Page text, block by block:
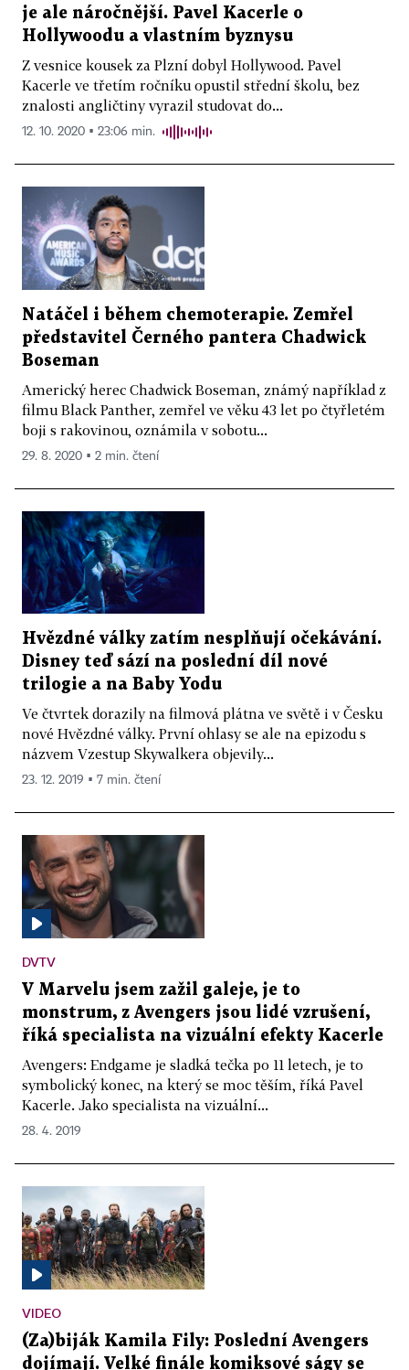
je ale náročnější. Pavel Kacerle o
Hollywoodu a vlastním byznysu
Z vesnice kousek za Plzní dobyl Hollywood. Pavel
Kacerle ve třetím ročníku opustil střední školu, bez
znalosti angličtiny vyrazil studovat do...
12. 10. 2020 ▪ 23:06 min.
Natáčel i během chemoterapie. Zemřel
představitel Černého pantera Chadwick
Boseman
Americký herec Chadwick Boseman, známý například z
filmu Black Panther, zemřel ve věku 43 let po čtyřletém
boji s rakovinou, oznámila v sobotu...
29. 8. 2020 ▪ 2 min. čtení
Hvězdné války zatím nesplňují očekávání.
Disney teď sází na poslední díl nové
trilogie a na Baby Yodu
Ve čtvrtek dorazily na filmová plátna ve světě i v Česku
nové Hvězdné války. První ohlasy se ale na epizodu s
názvem Vzestup Skywalkera objevily...
23. 12. 2019 ▪ 7 min. čtení
DVTV
V Marvelu jsem zažil galeje, je to
monstrum, z Avengers jsou lidé vzrušení,
říká specialista na vizuální efekty Kacerle
Avengers: Endgame je sladká tečka po 11 letech, je to
symbolický konec, na který se moc těším, říká Pavel
Kacerle. Jako specialista na vizuální...
28. 4. 2019
VIDEO
(Za)biják Kamila Fily: Poslední Avengers
dojímají. Velké finále komiksové ságy se